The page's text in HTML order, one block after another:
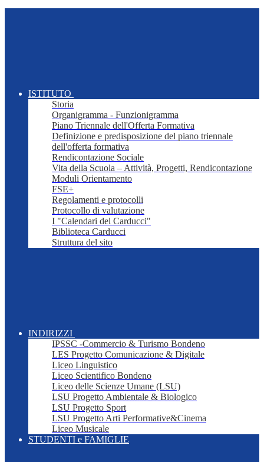
ISTITUTO
Storia
Organigramma - Funzionigramma
Piano Triennale dell'Offerta Formativa
Definizione e predisposizione del piano triennale
dell'offerta formativa
Rendicontazione Sociale
Vita della Scuola – Attività, Progetti, Rendicontazione
Moduli Orientamento
FSE+
Regolamenti e protocolli
Protocollo di valutazione
I "Calendari del Carducci"
Biblioteca Carducci
Struttura del sito
INDIRIZZI
IPSSC -Commercio & Turismo Bondeno
LES Progetto Comunicazione & Digitale
Liceo Linguistico
Liceo Scientifico Bondeno
Liceo delle Scienze Umane (LSU)
LSU Progetto Ambientale & Biologico
LSU Progetto Sport
LSU Progetto Arti Performative&Cinema
Liceo Musicale
STUDENTI e FAMIGLIE